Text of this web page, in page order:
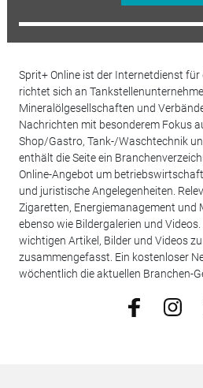
Sprit+ Online ist der Internetdienst
richtet sich an
Mineralölgesellschaften und
Nachrichten mit besonderem Fokus
Shop/Gastro, Tank-/Waschtechnik
enthält die Seite ein
Online-Angebot um
und juristische Angelegenheiten.
Zigaretten, Energiemanagement und
ebenso wie Bildergalerien und
wichtigen Artikel, Bilder und Videos
zusammengefasst. Ein kostenloser
wöchentlich die aktuellen Branchen-